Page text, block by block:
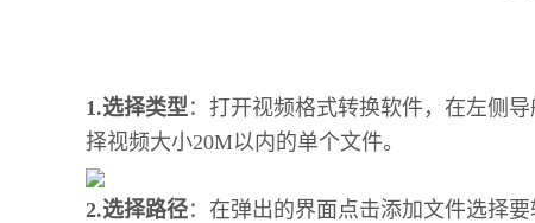
1.选择类型：打开视频格式转换软件，在左侧
择视频大小20M以内的单个文件。
2.选择路径：在弹出的界面点击添加文件选择